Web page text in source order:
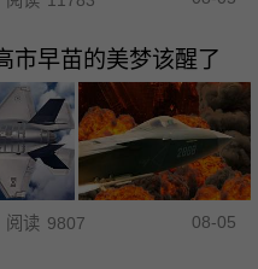
市早苗的美梦该醒了
阅读 9807 08-05